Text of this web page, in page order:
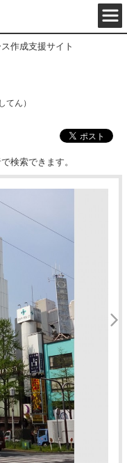
作成支援サイト
てん）
検索できます。